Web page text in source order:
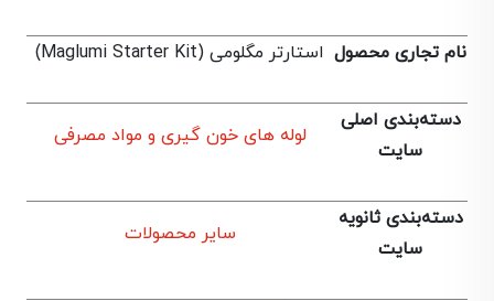
نام تجاری محصول استارتر مگلومی (Maglumi Starter Kit)
دسته‌بندی اصلی
سایت
لوله های خون گیری و مواد مصرفی
دسته‌بندی ثانویه
سایت
سایر محصولات